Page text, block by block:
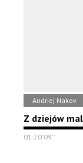
Andriej Nakov
Z dziejów
01:20'09''